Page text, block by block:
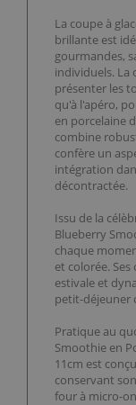
La coupe à
brillante est
gourmandes,
individuels. La
présenter les
qu'à l'apéro,
en porcelaine
combine
confère un
intégration
décontractée.
Issu de la
Blueberry
chaque
et colorée.
estivale et
petit-déjeuner
Pratique au
Smoothie en
11cm est
conservant
four à micro-